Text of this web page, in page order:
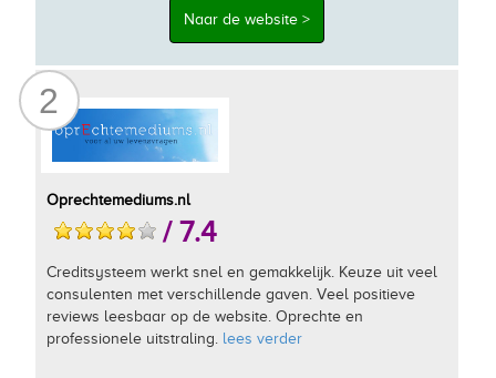
Naar de website >
2
Oprechtemediums.nl
/ 7.4
Creditsysteem werkt snel en gemakkelijk. Keuze uit veel
consulenten met verschillende gaven. Veel positieve
reviews leesbaar op de website. Oprechte en
professionele uitstraling. lees verder